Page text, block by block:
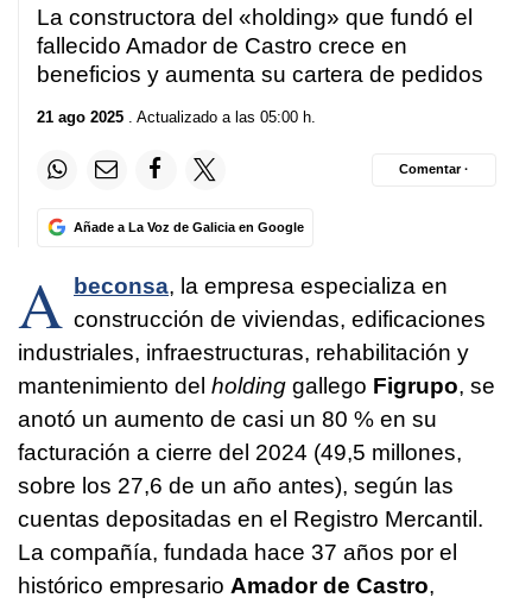
La constructora del «holding» que fundó el
fallecido Amador de Castro crece en
beneficios y aumenta su cartera de pedidos
21 ago 2025 . Actualizado a las 05:00 h.
Añade a La Voz de Galicia en Google
Comentar ·
A beconsa, la empresa especializa en
construcción de viviendas, edificaciones
industriales, infraestructuras, rehabilitación y
mantenimiento del holding gallego Figrupo, se
anotó un aumento de casi un 80 % en su
facturación a cierre del 2024 (49,5 millones,
sobre los 27,6 de un año antes), según las
cuentas depositadas en el Registro Mercantil.
La compañía, fundada hace 37 años por el
histórico empresario Amador de Castro,